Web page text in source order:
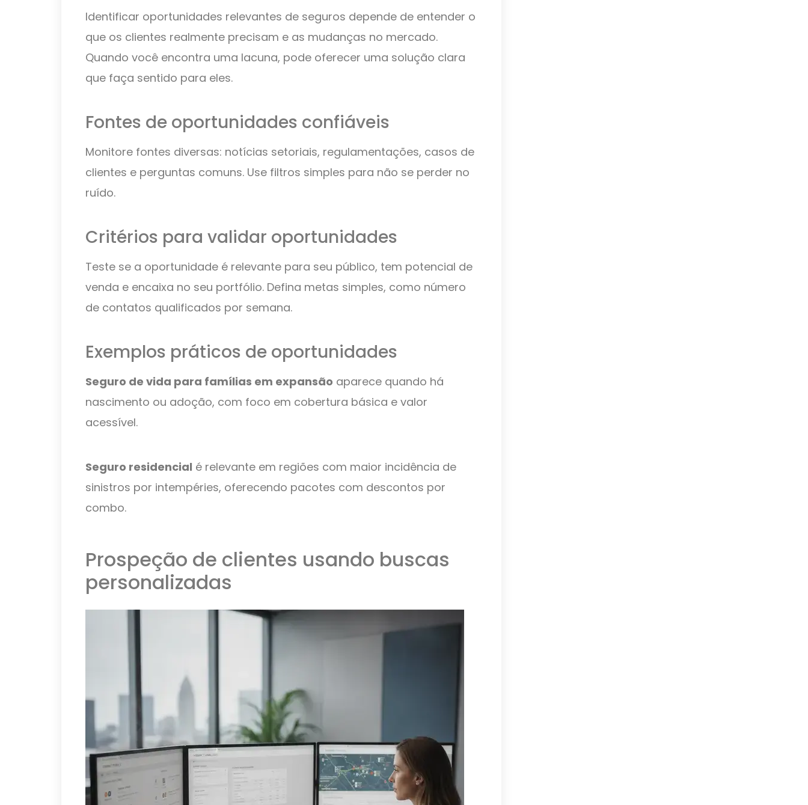
Identificar oportunidades relevantes de seguros depende de entender o
que os clientes realmente precisam e as mudanças no mercado.
Quando você encontra uma lacuna, pode oferecer uma solução clara
que faça sentido para eles.
Fontes de oportunidades confiáveis
Monitore fontes diversas: notícias setoriais, regulamentações, casos de
clientes e perguntas comuns. Use filtros simples para não se perder no
ruído.
Critérios para validar oportunidades
Teste se a oportunidade é relevante para seu público, tem potencial de
venda e encaixa no seu portfólio. Defina metas simples, como número
de contatos qualificados por semana.
Exemplos práticos de oportunidades
Seguro de vida para famílias em expansão aparece quando há
nascimento ou adoção, com foco em cobertura básica e valor
acessível.
Seguro residencial é relevante em regiões com maior incidência de
sinistros por intempéries, oferecendo pacotes com descontos por
combo.
Prospeção de clientes usando buscas
personalizadas